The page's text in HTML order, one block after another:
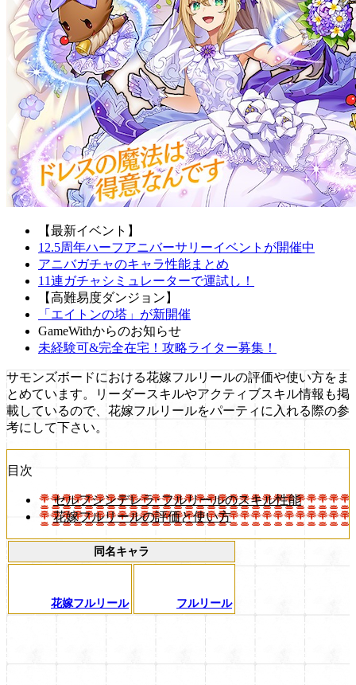
【最新イベント】
12.5周年ハーフアニバーサリーイベントが開催中
アニバガチャのキャラ性能まとめ
11連ガチャシミュレーターで運試し！
【高難易度ダンジョン】
「エイトンの塔」が新開催
GameWithからのお知らせ
未経験可&完全在宅！攻略ライター募集！
サモンズボードにおける花嫁フルリールの評価や使い方をま
とめています。リーダースキルやアクティブスキル情報も掲
載しているので、花嫁フルリールをパーティに入れる際の参
考にして下さい。
目次
セルフシンデレラ･フルリールのスキル性能
花嫁フルリールの評価と使い方
同名キャラ
花嫁フルリール フルリール